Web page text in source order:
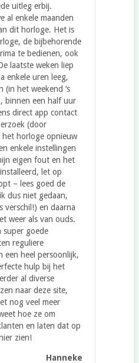
uitleg erbij.
al enkele maanden
dit horloge. Het is
de bijbehorende
te bedienen, ook
laatste weken liep
enkele uren leeg,
(in het weekend ‘s
binnen een half uur
direct app contact
(door
horloge opnieuw
enkele instellingen
eigen fout en het
let op
– lees goed de
dus niet gedaan,
verschil!) en daarna
weer als van ouds.
super goede
reguliere
een heel persoonlijk,
hulp bij het
al diverse
naar deze site,
nog veel meer
hoe ze om
en laten dat op
zien!
Hanneke